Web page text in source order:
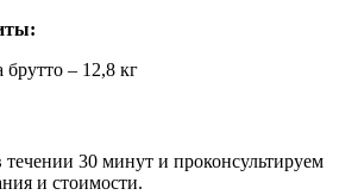
– 12,8 кг
30 минут и проконсультируем
и стоимости.